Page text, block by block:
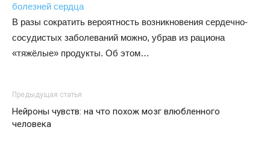
болезней сердца
В разы сократить вероятность возникновения сердечно-
сосудистых заболеваний можно, убрав из рациона
«тяжёлые» продукты. Об этом…
Предыдущая статья
Нейроны чувств: на что похож мозг влюбленного
человека